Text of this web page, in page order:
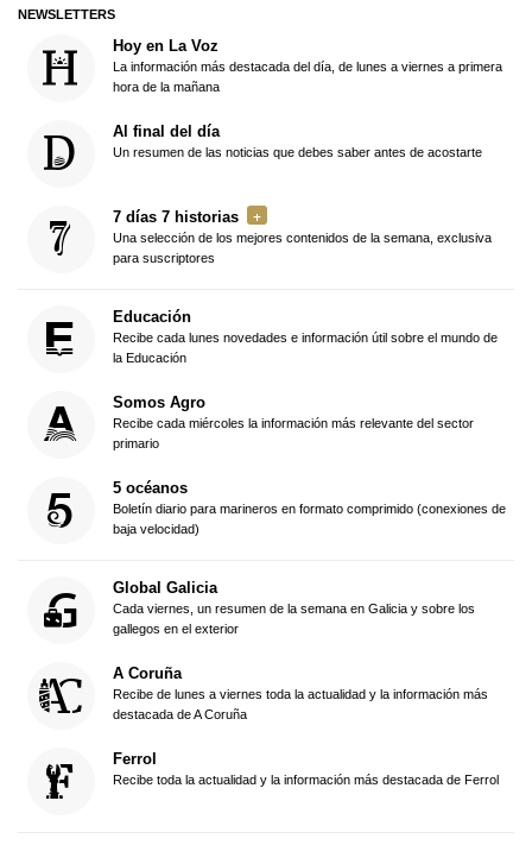
NEWSLETTERS
Hoy en La Voz
La información más destacada del día, de lunes a viernes a primera
hora de la mañana
Al final del día
Un resumen de las noticias que debes saber antes de acostarte
7 días 7 historias
Una selección de los mejores contenidos de la semana, exclusiva
para suscriptores
Educación
Recibe cada lunes novedades e información útil sobre el mundo de
la Educación
Somos Agro
Recibe cada miércoles la información más relevante del sector
primario
5 océanos
Boletín diario para marineros en formato comprimido (conexiones de
baja velocidad)
Global Galicia
Cada viernes, un resumen de la semana en Galicia y sobre los
gallegos en el exterior
A Coruña
Recibe de lunes a viernes toda la actualidad y la información más
destacada de A Coruña
Ferrol
Recibe toda la actualidad y la información más destacada de Ferrol